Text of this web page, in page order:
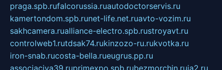
praga.spb.rufalcorussia.ruautodoctorservis.ru
kamertondom.spb.runet-life.net.ruavto-vozim.ru
sakhcamera.rualliance-electro.spb.rustroyavt.ru
controlweb1.rutdsak74.rukinzozo-ru.rukvotka.ru
iron-snab.rucosta-bella.rueugrus.pp.ru
associaciya39.ruprimexpo.spb.rubezmorchin.ruia2.ru